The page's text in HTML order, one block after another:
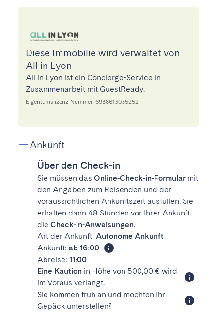
Diese Immobilie wird verwaltet von
All in Lyon
All in Lyon ist ein Concierge-Service in
Zusammenarbeit mit GuestReady.
Eigentumslizenz-Nummer: 6938613035252
Ankunft
Über den Check-in
Sie müssen das Online-Check-in-Formular mit
den Angaben zum Reisenden und der
voraussichtlichen Ankunftszeit ausfüllen. Sie
erhalten dann 48 Stunden vor Ihrer Ankunft
die Check-in-Anweisungen.
Art der Ankunft: Autonome Ankunft
Ankunft: ab 16:00
Abreise: 11:00
Eine Kaution in Höhe von 500,00 € wird
im Voraus verlangt.
Sie kommen früh an und möchten Ihr
Gepäck unterstellen?